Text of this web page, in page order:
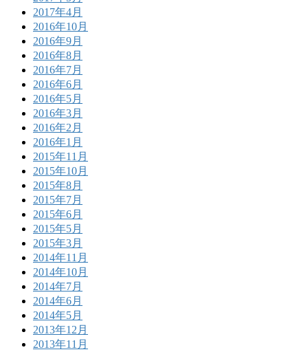
2017年4月
2016年10月
2016年9月
2016年8月
2016年7月
2016年6月
2016年5月
2016年3月
2016年2月
2016年1月
2015年11月
2015年10月
2015年8月
2015年7月
2015年6月
2015年5月
2015年3月
2014年11月
2014年10月
2014年7月
2014年6月
2014年5月
2013年12月
2013年11月